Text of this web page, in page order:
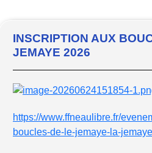
INSCRIPTION AUX
JEMAYE 2026
https://www.ffneaulibre.fr/
boucles-de-le-jemaye-la-jemaye